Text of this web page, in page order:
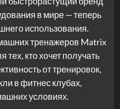
в мире — теперь
использования.
тренажеров Matrix
тех, кто хочет получать
от тренировок,
в фитнес клубах,
условиях.